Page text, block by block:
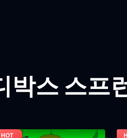
박스 스프